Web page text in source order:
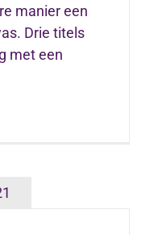
manier een
Drie titels
met een